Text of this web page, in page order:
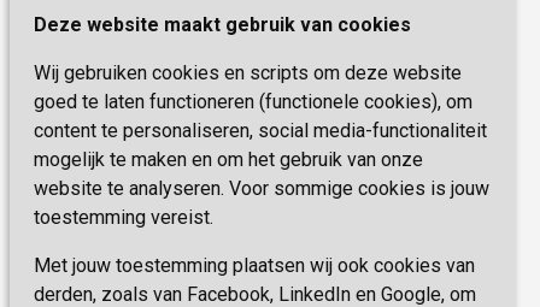
Deze website maakt gebruik van cookies
Wij gebruiken cookies en scripts om deze website
goed te laten functioneren (functionele cookies), om
content te personaliseren, social media-functionaliteit
mogelijk te maken en om het gebruik van onze
website te analyseren. Voor sommige cookies is jouw
toestemming vereist.
Met jouw toestemming plaatsen wij ook cookies van
derden, zoals van Facebook, LinkedIn en Google, om
Onze specialiteiten
Kwaliteit & Klantbeleving
Missie & Visie
Vastgoed
Innovatie
6419 PB Heerlen
Telefoon:0900 777 4 777
E-mail:zorgbemiddeling@sevagram.nl
Schrijf je nu in!
Blijf op de hoogte van de laatste activiteiten en
nieuwtjes met onze nieuwsbrief